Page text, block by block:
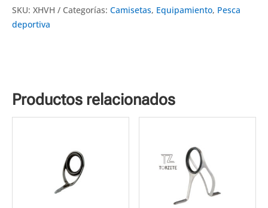
SKU: XHVH Categorías: Camisetas, Equipamiento, Pesca
deportiva
Productos relacionados